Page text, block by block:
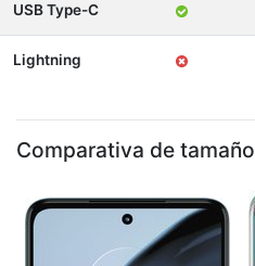
USB Type-C
Lightning
Comparativa de tamaño